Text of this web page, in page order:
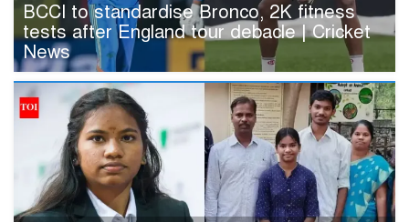
BCCI to standardise Bronco, 2K fitness
tests after England tour debacle | Cricket
News